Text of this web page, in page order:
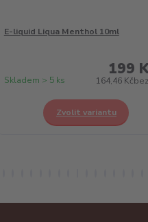
E-liquid Liqua Menthol 10ml
199
164,46 Kč
Skladem > 5 ks
Zvolit variantu